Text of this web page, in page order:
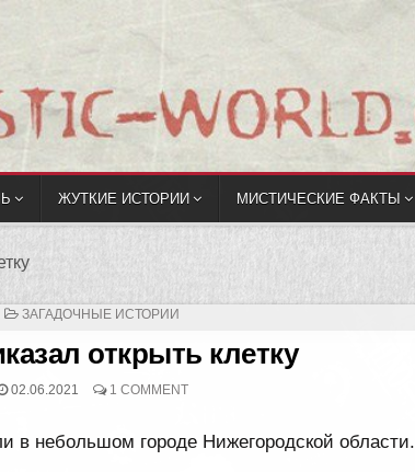
ЖУТКИЕ ИСТОРИИ МИСТИЧЕСКИЕ ФАКТЫ
ОПУБЛИКОВАНО
ЗАГАДОЧНЫЕ ИСТОРИИ
открыть клетку
02.06.2021 1 COMMENT
в небольшом городе Нижегородской области.